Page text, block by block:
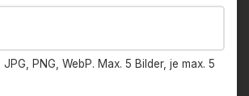
JPG, PNG, WebP. Max. 5 Bilder, je max. 5